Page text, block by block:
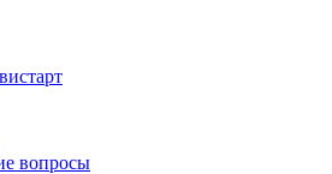
вопросы